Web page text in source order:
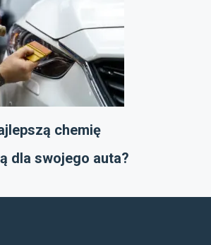
chemię
dla swojego auta?